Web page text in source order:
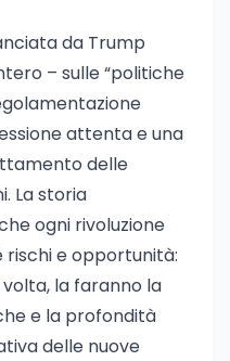
da Trump
– sulle “politiche
attenta e una
delle
La storia
ogni rivoluzione
e opportunità:
la faranno la
e la profondità
delle nuove